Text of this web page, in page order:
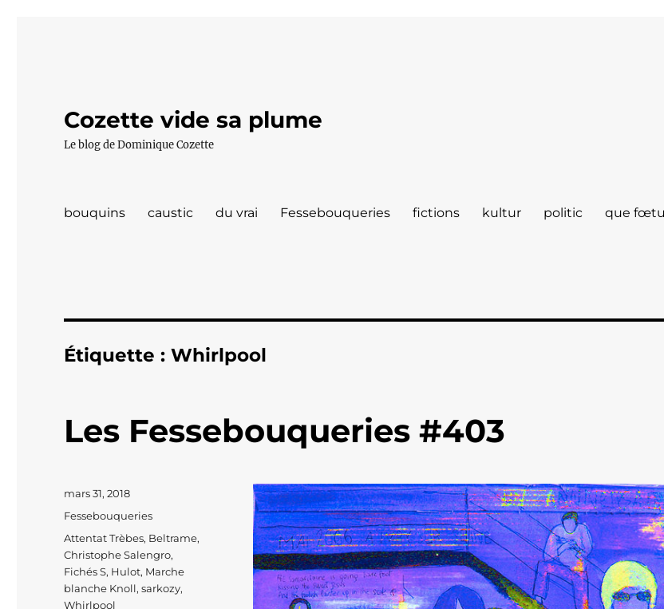
Cozette vide sa plume
Le blog de Dominique Cozette
bouquins caustic du vrai Fessebouqueries fictions kultur politic que
Étiquette :Whirlpool
Les Fessebouqueries #403
Publié
mars 31, 2018
Catégories
Fessebouqueries
Étiquettes
Attentat Trèbes, Beltrame,
Christophe Salengro,
Fichés S, Hulot, Marche
blanche Knoll,sarkozy,
Whirlpool